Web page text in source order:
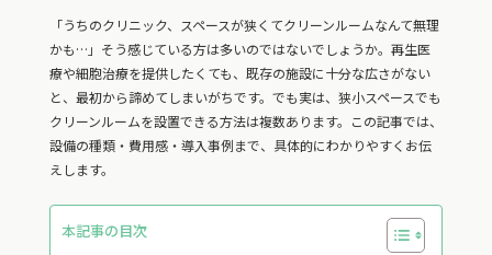
「うちのクリニック、スペースが狭くてクリーンルームなんて無理
かも…」そう感じている方は多いのではないでしょうか。再生医
療や細胞治療を提供したくても、既存の施設に十分な広さがない
と、最初から諦めてしまいがちです。でも実は、狭小スペースでも
クリーンルームを設置できる方法は複数あります。この記事では、
設備の種類・費用感・導入事例まで、具体的にわかりやすくお伝
えします。
本記事の目次